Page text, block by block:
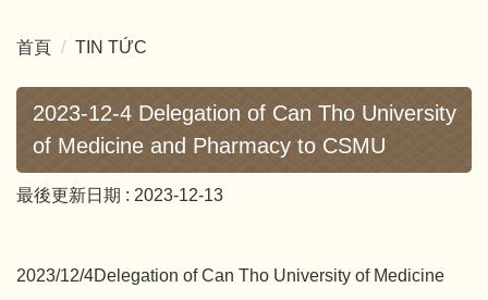
首頁 TIN TỨC
2023-12-4 Delegation of Can Tho University
of Medicine and Pharmacy to CSMU
最後更新日期 : 2023-12-13
2023/12/4Delegation of Can Tho University of Medicine